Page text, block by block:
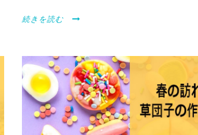
続きを読む